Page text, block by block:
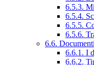
6.5.3.
6.5.4.
6.5.5.
6.5.6.
6.6. Documenti
6.6.1. I
6.6.2.